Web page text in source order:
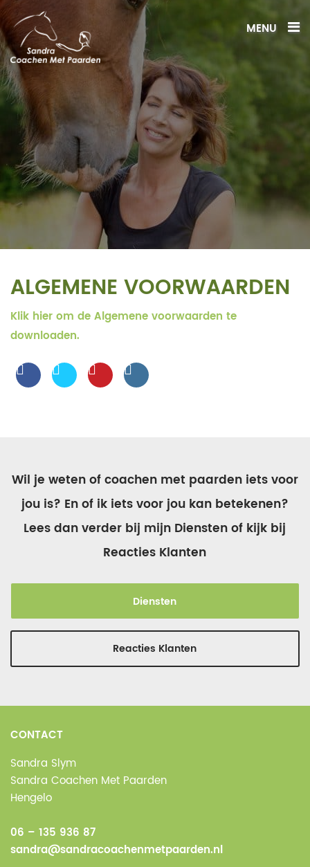
MENU
ALGEMENE VOORWAARDEN
Klik hier om de Algemene voorwaarden te
downloaden.
Wil je weten of coachen met paarden iets voor
jou is? En of ik iets voor jou kan betekenen?
Lees dan verder bij mijn Diensten of kijk bij
Reacties Klanten
Diensten
Reacties Klanten
CONTACT
Sandra Slym
Sandra Coachen Met Paarden
Hengelo
06 – 135 936 87
sandra@sandracoachenmetpaarden.nl